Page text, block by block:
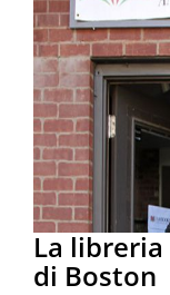
La
di Boston